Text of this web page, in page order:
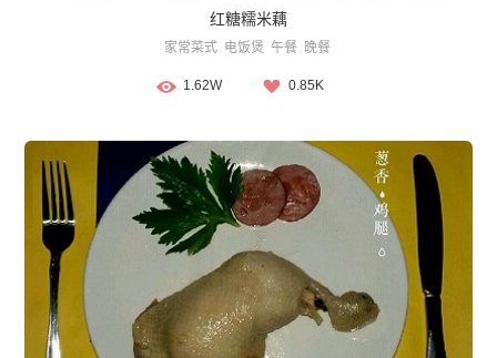
红糖糯米藕
家常菜式 电饭煲 午餐 晚餐
1.62W 0.85K